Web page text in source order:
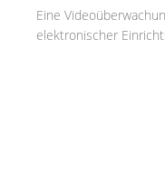
Eine
elektronischer